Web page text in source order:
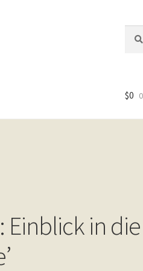
por:
$0
Einblick in